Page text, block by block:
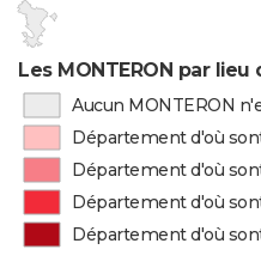
Les MONTERON par lieu
Aucun MONTERON
Département d'où
Département d'où
Département d'où
Département d'où